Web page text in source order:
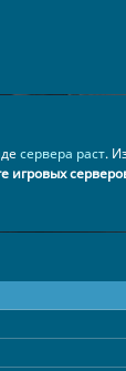
сервера раст.
игровых